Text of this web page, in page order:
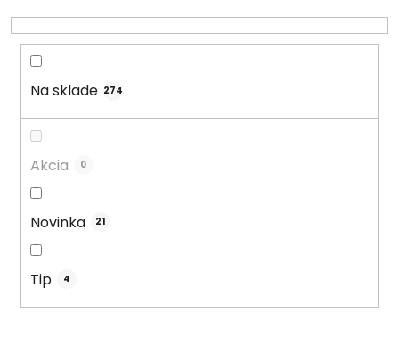
r
o
Na sklade 274
Akcia 0
Novinka 21
Tip 4